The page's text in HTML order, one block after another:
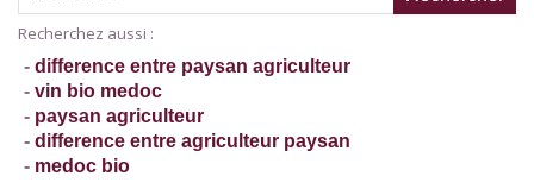
Recherchez aussi :
- difference entre paysan agriculteur
- vin bio medoc
- paysan agriculteur
- difference entre agriculteur paysan
- medoc bio